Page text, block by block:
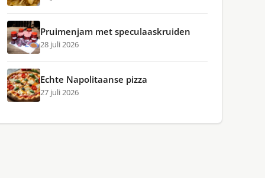
Pruimenjam met speculaaskruiden
28 juli 2026
Echte Napolitaanse pizza
27 juli 2026